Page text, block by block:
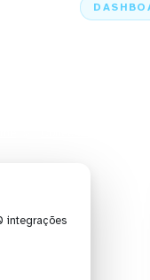
integrações